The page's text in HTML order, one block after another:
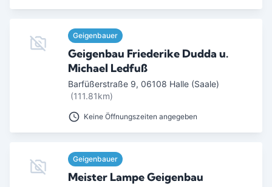
Geigenbauer
Geigenbau Friederike Dudda u.
Michael Ledfuß
Barfüßerstraße 9, 06108 Halle (Saale)
(111.81km)
Keine Öffnungszeiten angegeben
Geigenbauer
Meister Lampe Geigenbau